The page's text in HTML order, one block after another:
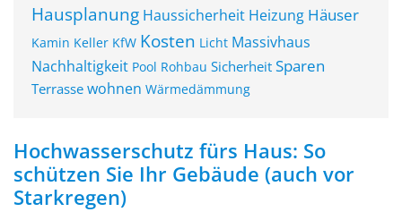
Hochwasserschutz fürs Haus: So
schützen Sie Ihr Gebäude (auch vor
Starkregen)
Hausplanung Haussicherheit Heizung Häuser
Kamin Keller KfW Kosten Licht Massivhaus
Nachhaltigkeit Pool Rohbau Sicherheit Sparen
Terrasse wohnen Wärmedämmung